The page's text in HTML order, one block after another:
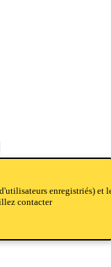
enregistriés) et
contacter